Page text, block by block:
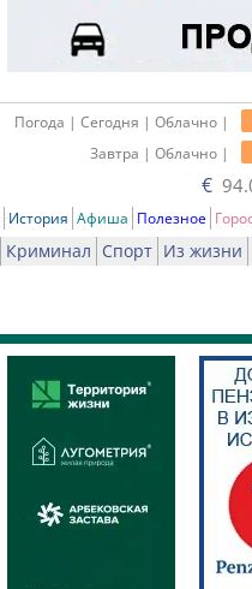
Погода | Сегодня | Облачно |
Завтра | Облачно |
€
История Афиша Полезное
Криминал Спорт Из жизни
Печать